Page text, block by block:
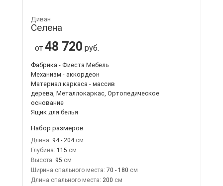
Диван
Селена
от 48 720 руб.
Фабрика - Фиеста Мебель
Механизм - аккордеон
Материал каркаса - массив
дерева, Металлокаркас, Ортопедическое
основание
Ящик для белья
Набор размеров
Длина: 94 - 204
Глубина: 115
Высота: 95
Ширина спального места: 70 - 180
Длина спального места: 200